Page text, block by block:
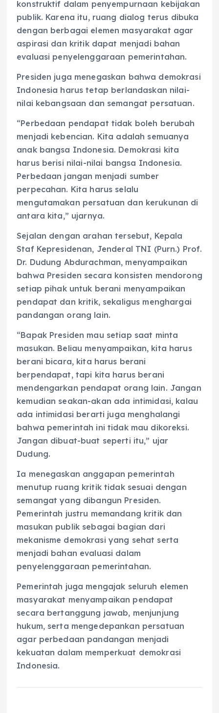
konstruktif dalam penyempurnaan kebijakan
publik. Karena itu, ruang dialog terus dibuka
dengan berbagai elemen masyarakat agar
aspirasi dan kritik dapat menjadi bahan
evaluasi penyelenggaraan pemerintahan.
Presiden juga menegaskan bahwa demokrasi
Indonesia harus tetap berlandaskan nilai-
nilai kebangsaan dan semangat persatuan.
“Perbedaan pendapat tidak boleh berubah
menjadi kebencian. Kita adalah semuanya
anak bangsa Indonesia. Demokrasi kita
harus berisi nilai-nilai bangsa Indonesia.
Perbedaan jangan menjadi sumber
perpecahan. Kita harus selalu
mengutamakan persatuan dan kerukunan di
antara kita,” ujarnya.
Sejalan dengan arahan tersebut, Kepala
Staf Kepresidenan, Jenderal TNI (Purn.) Prof.
Dr. Dudung Abdurachman, menyampaikan
bahwa Presiden secara konsisten mendorong
setiap pihak untuk berani menyampaikan
pendapat dan kritik, sekaligus menghargai
pandangan orang lain.
“Bapak Presiden mau setiap saat minta
masukan. Beliau menyampaikan, kita harus
berani bicara, kita harus berani
berpendapat, tapi kita harus berani
mendengarkan pendapat orang lain. Jangan
kemudian seakan-akan ada intimidasi, kalau
ada intimidasi berarti juga menghalangi
bahwa pemerintah ini tidak mau dikoreksi.
Jangan dibuat-buat seperti itu,” ujar
Dudung.
Ia menegaskan anggapan pemerintah
menutup ruang kritik tidak sesuai dengan
semangat yang dibangun Presiden.
Pemerintah justru memandang kritik dan
masukan publik sebagai bagian dari
mekanisme demokrasi yang sehat serta
menjadi bahan evaluasi dalam
penyelenggaraan pemerintahan.
Pemerintah juga mengajak seluruh elemen
masyarakat menyampaikan pendapat
secara bertanggung jawab, menjunjung
hukum, serta mengedepankan persatuan
agar perbedaan pandangan menjadi
kekuatan dalam memperkuat demokrasi
Indonesia.